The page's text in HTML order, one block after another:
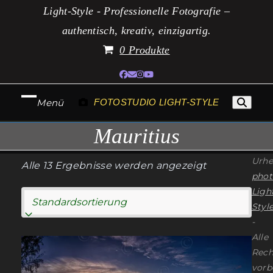
Light-Style - Professionelle Fotografie –
authentisch, kreativ, einzigartig.
0 Produkte
Facebook
E-
Mail
Instagram
YouTube
FOTOSTUDIO LIGHT-STYLE
Menü
öffnen
schließen
Mauritius
Alle 13 Ergebnisse werden angezeigt
Dieses
Produkt
-
Alle